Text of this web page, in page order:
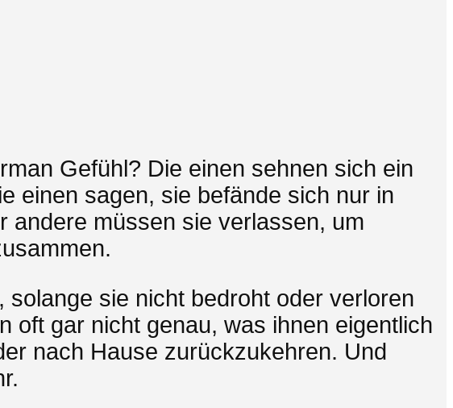
Gefühl? Die einen sehnen sich ein
einen sagen, sie befände sich nur in
andere müssen sie verlassen, um
sie nicht bedroht oder verloren
oft gar nicht genau, was ihnen eigentlich
nach Hause zurückzukehren. Und